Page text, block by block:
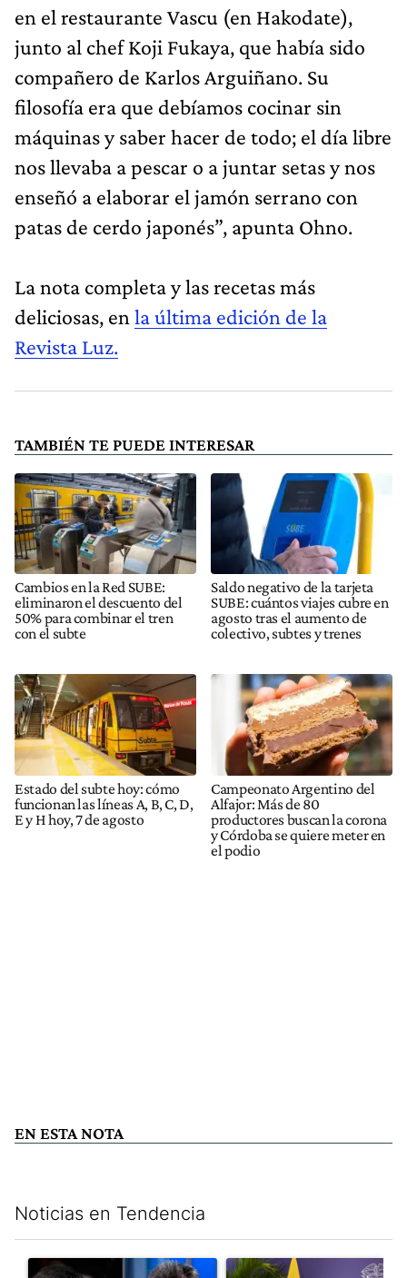
en el restaurante Vascu (en Hakodate),
junto al chef Koji Fukaya, que había sido
compañero de Karlos Arguiñano. Su
filosofía era que debíamos cocinar sin
máquinas y saber hacer de todo; el día libre
nos llevaba a pescar o a juntar setas y nos
enseñó a elaborar el jamón serrano con
patas de cerdo japonés”, apunta Ohno.
La nota completa y las recetas más
deliciosas, en la última edición de la
Revista Luz.
TAMBIÉN TE PUEDE INTERESAR
Cambios en la Red SUBE:
eliminaron el descuento del
50% para combinar el tren
con el subte
Saldo negativo de la tarjeta
SUBE: cuántos viajes cubre en
agosto tras el aumento de
colectivo, subtes y trenes
Estado del subte hoy: cómo
funcionan las líneas A, B, C, D,
E y H hoy, 7 de agosto
Campeonato Argentino del
Alfajor: Más de 80
productores buscan la corona
y Córdoba se quiere meter en
el podio
EN ESTA NOTA
Noticias en Tendencia
Un artículo de tendencia con el título "Los gobernadores
Un artículo de tendencia con